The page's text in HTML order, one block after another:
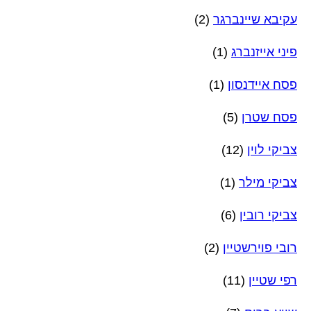
עקיבא שיינברגר (2)
פיני אייזנברג (1)
פסח איידנסון (1)
פסח שטרן (5)
צביקי לוין (12)
צביקי מילר (1)
צביקי רובין (6)
רובי פוירשטיין (2)
רפי שטיין (11)